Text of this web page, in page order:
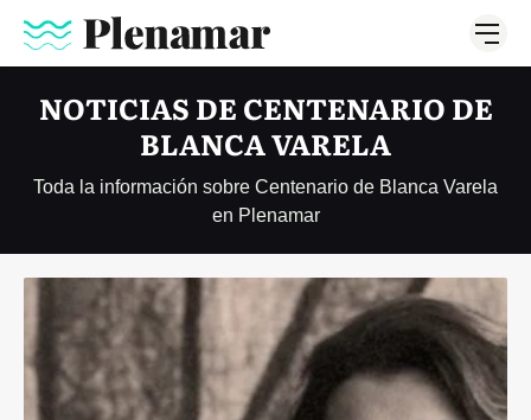
NOTICIAS DE CENTENARIO DE
BLANCA VARELA
Toda la información sobre Centenario de Blanca Varela
en Plenamar